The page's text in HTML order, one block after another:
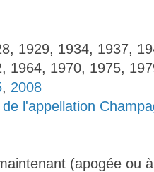
1929, 1934, 1937,
1964, 1970, 1975,
, 2008
l'appellation
(apogée ou